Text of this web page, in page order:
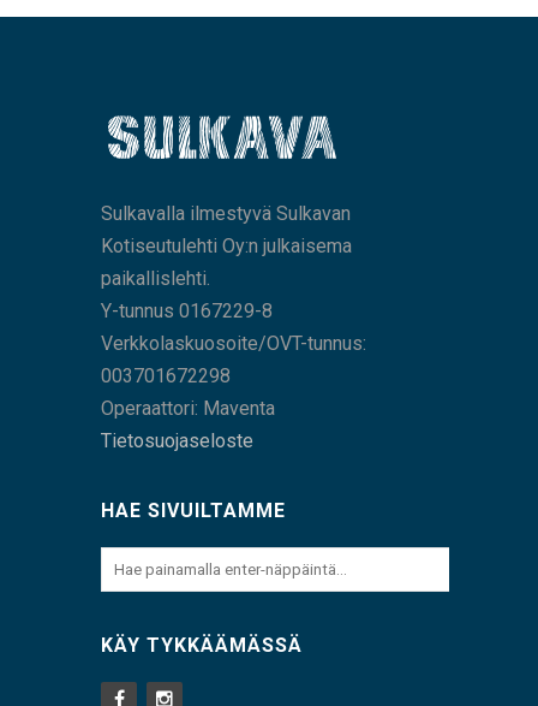
Sulkavalla ilmestyvä Sulkavan
Kotiseutulehti Oy:n julkaisema
paikallislehti.
Y-tunnus 0167229-8
Verkkolaskuosoite/OVT-tunnus:
003701672298
Operaattori: Maventa
Tietosuojaseloste
HAE SIVUILTAMME
KÄY TYKKÄÄMÄSSÄ